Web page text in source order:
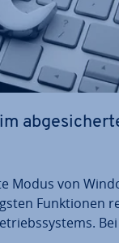
Modus von
Funk­tio­nen